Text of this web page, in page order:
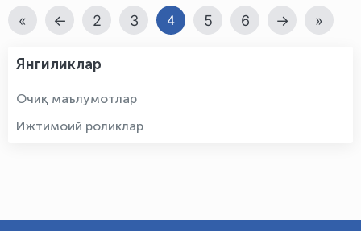
« ← 2 3 4 5 6 → »
Янгиликлар
Очиқ маълумотлар
Ижтимоий роликлар